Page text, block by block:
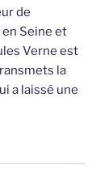
de
Seine et
Verne est
la
a laissé une